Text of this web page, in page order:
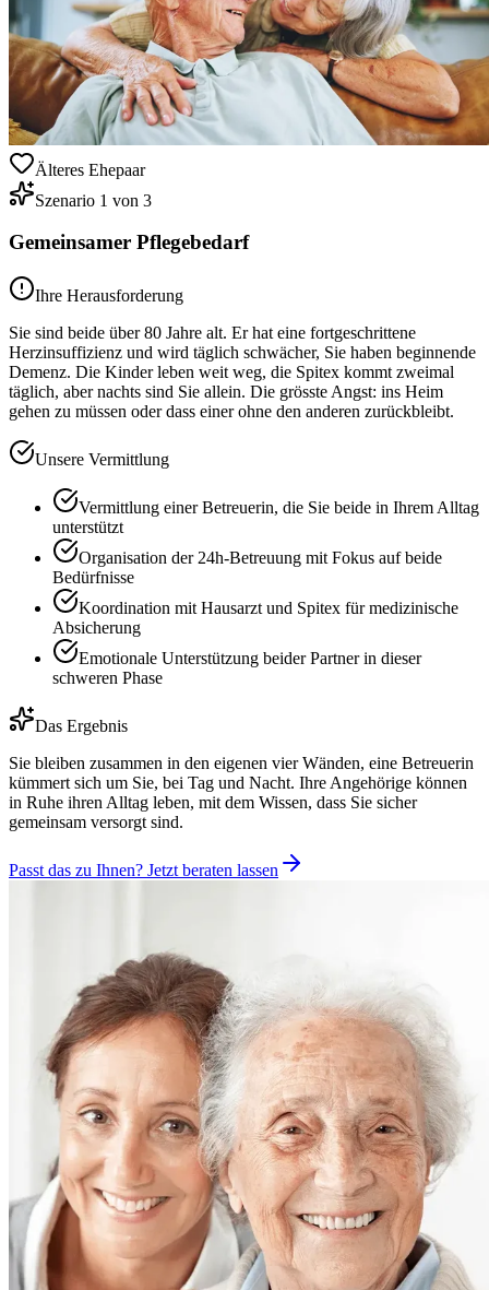
Älteres Ehepaar
Szenario 1 von 3
Gemeinsamer Pflegebedarf
Ihre Herausforderung
Sie sind beide über 80 Jahre alt. Er hat eine fortgeschrittene
Herzinsuffizienz und wird täglich schwächer, Sie haben beginnende
Demenz. Die Kinder leben weit weg, die Spitex kommt zweimal
täglich, aber nachts sind Sie allein. Die grösste Angst: ins Heim
gehen zu müssen oder dass einer ohne den anderen zurückbleibt.
Unsere Vermittlung
Vermittlung einer Betreuerin, die Sie beide in Ihrem Alltag
unterstützt
Organisation der 24h-Betreuung mit Fokus auf beide
Bedürfnisse
Koordination mit Hausarzt und Spitex für medizinische
Absicherung
Emotionale Unterstützung beider Partner in dieser
schweren Phase
Das Ergebnis
Sie bleiben zusammen in den eigenen vier Wänden, eine Betreuerin
kümmert sich um Sie, bei Tag und Nacht. Ihre Angehörige können
in Ruhe ihren Alltag leben, mit dem Wissen, dass Sie sicher
gemeinsam versorgt sind.
Passt das zu Ihnen? Jetzt beraten lassen